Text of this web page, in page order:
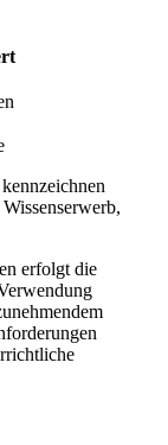
erfolgt die